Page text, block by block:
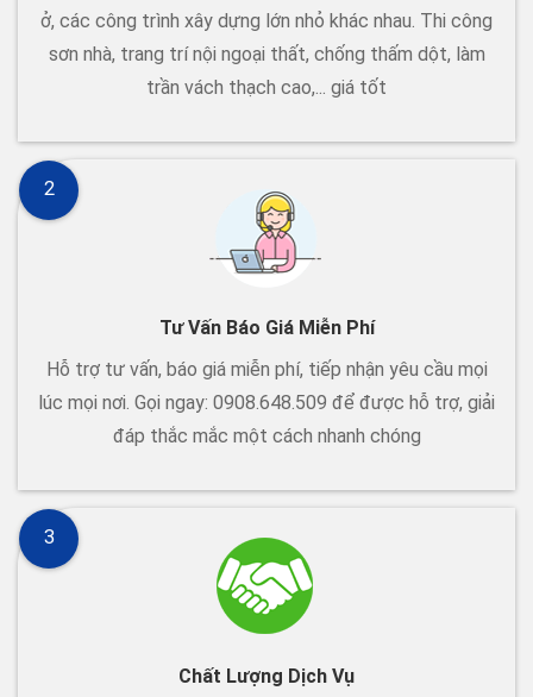
ở, các công trình xây dựng lớn nhỏ khác nhau. Thi công
sơn nhà, trang trí nội ngoại thất, chống thấm dột, làm
trần vách thạch cao,... giá tốt
Tư Vấn Báo Giá Miễn Phí
Hỗ trợ tư vấn, báo giá miễn phí, tiếp nhận yêu cầu mọi
lúc mọi nơi. Gọi ngay: 0908.648.509 để được hỗ trợ, giải
đáp thắc mắc một cách nhanh chóng
2
Chất Lượng Dịch Vụ
3